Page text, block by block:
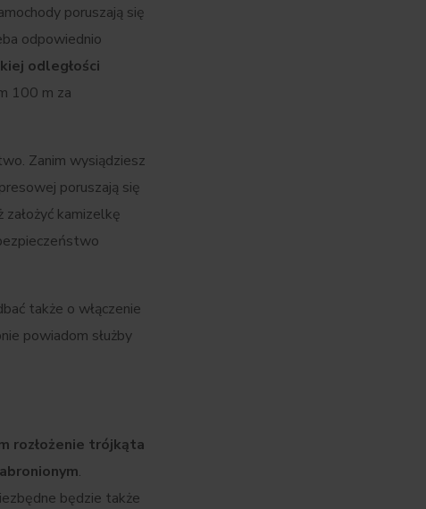
poruszają się
odpowiednio
odległości
100 m za
Zanim wysiądziesz
poruszają się
kamizelkę
także o włączenie
powiadom służby
rozłożenie trójkąta
.
będzie także